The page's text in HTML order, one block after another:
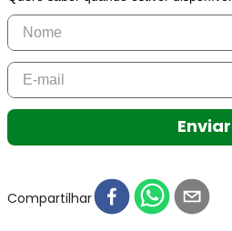
Enviar
Compartilhar